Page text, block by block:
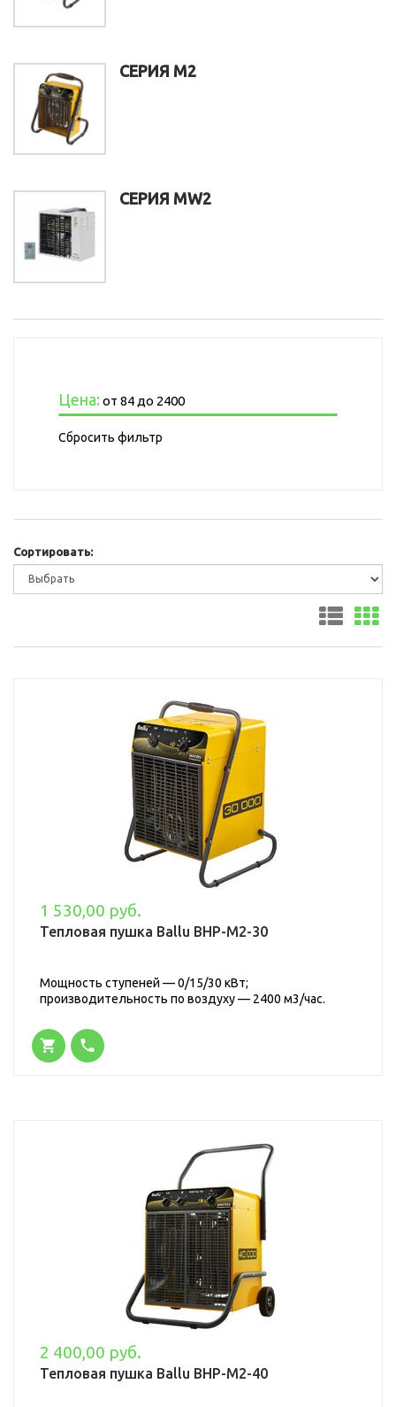
СЕРИЯ M2
СЕРИЯ MW2
Цена: от 84 до 2400
Сбросить фильтр
Сортировать:
1 530,00 руб.
Тепловая пушка Ballu BHP-M2-30
Мощность ступеней — 0/15/30 кВт;
производительность по воздуху — 2400 м3/час.
2 400,00 руб.
Тепловая пушка Ballu BHP-M2-40